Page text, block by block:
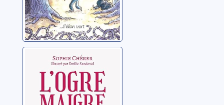
L'ogre maigre
Chérer, Sophie